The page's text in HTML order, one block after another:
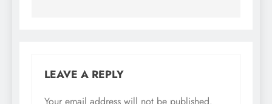
LEAVE A REPLY